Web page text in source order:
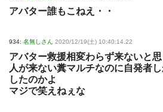
アバター誰もこねえ・・
934: 名無しさん 2020/12/19(土) 10:40:14.22
アバター救援相変わらず来ないと
人が来ない糞マルチなのに自発者
したのかよ
マジで笑えねぇな